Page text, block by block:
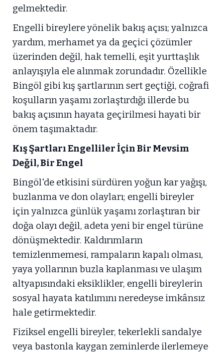
gelmektedir.
Engelli bireylere yönelik bakış açısı; yalnızca
yardım, merhamet ya da geçici çözümler
üzerinden değil, hak temelli, eşit yurttaşlık
anlayışıyla ele alınmak zorundadır. Özellikle
Bingöl gibi kış şartlarının sert geçtiği, coğrafi
koşulların yaşamı zorlaştırdığı illerde bu
bakış açısının hayata geçirilmesi hayati bir
önem taşımaktadır.
Kış Şartları Engelliler İçin Bir Mevsim
Değil, Bir Engel
Bingöl'de etkisini sürdüren yoğun kar yağışı,
buzlanma ve don olayları; engelli bireyler
için yalnızca günlük yaşamı zorlaştıran bir
doğa olayı değil, adeta yeni bir engel türüne
dönüşmektedir. Kaldırımların
temizlenmemesi, rampaların kapalı olması,
yaya yollarının buzla kaplanması ve ulaşım
altyapısındaki eksiklikler, engelli bireylerin
sosyal hayata katılımını neredeyse imkânsız
hale getirmektedir.
Fiziksel engelli bireyler, tekerlekli sandalye
veya bastonla kaygan zeminlerde ilerlemeye